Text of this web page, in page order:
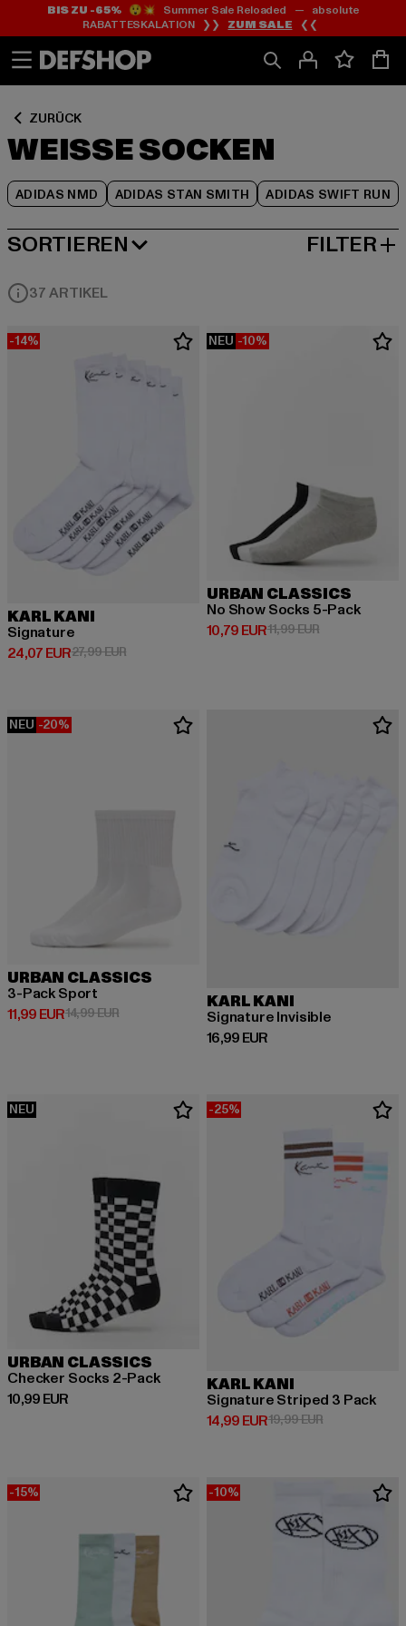
Zum
Inhalt
springen
Zum
Fußzeile
springen
BIS ZU -65%😲💥 Summer Sale Reloaded — absolute
RABATTESKALATION ❯❯ ZUM SALE ❮❮
ZURÜCK
WEISSE SOCKEN
ADIDAS NMD ADIDAS STAN SMITH ADIDAS SWIFT RUN
Zum
Produktraster
springen
SORTIEREN
BELIEBTESTE FILTER
37 ARTIKEL
-14%
KARL KANI
Signature
24,07 EUR
Derzeitiger Preis: 24,07 EUR
27,99 EURAktionspreis: 27,99 EUR
NEU -10%
URBAN CLASSICS
No Show Socks 5-Pack
10,79 EUR
Derzeitiger Preis: 10,79 EUR
11,99 EURAktionspreis:
NEU -20%
URBAN CLASSICS
3-Pack Sport
11,99 EUR
Derzeitiger Preis: 11,99 EUR
14,99 EURAktionspreis: 14,99 EUR
KARL KANI
Signature Invisible
16,99 EUR
Derzeitiger Preis: 16,99 EUR
NEU
URBAN CLASSICS
Checker Socks 2-Pack
10,99 EUR
Derzeitiger Preis: 10,99 EUR
-25%
KARL KANI
Signature Striped 3 Pack
14,99 EUR
Derzeitiger Preis: 14,99 EUR
19,99 EURAktionspreis:
-15% -10%